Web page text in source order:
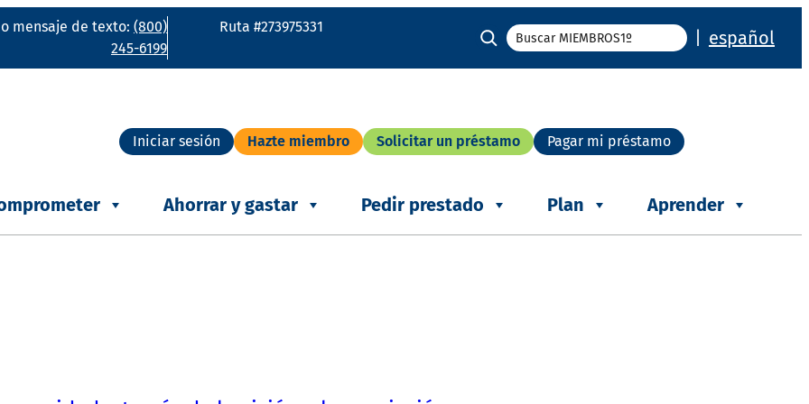
mensaje de texto: (800)
245-6199
Ruta #273975331 Buscar español
Iniciar sesión Hazte miembro Solicitar un préstamo Pagar mi préstamo
Ahorrar y gastar Pedir prestado Plan Aprender